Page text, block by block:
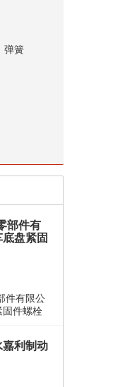
弹簧
部件有
盘紧固
件有限公
固件螺栓
利制动